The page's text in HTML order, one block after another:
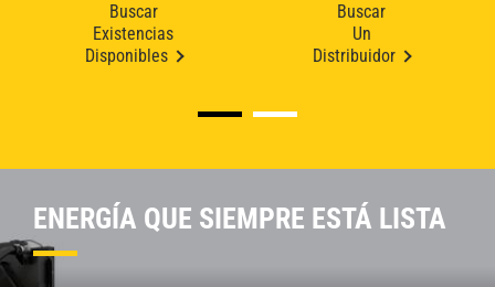
Buscar
Existencias
Disponibles
Buscar
Un
Distribuidor
ENERGÍA QUE SIEMPRE ESTÁ LISTA